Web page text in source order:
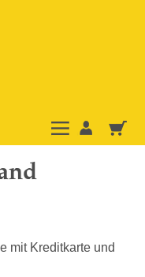
mit Kreditkarte und